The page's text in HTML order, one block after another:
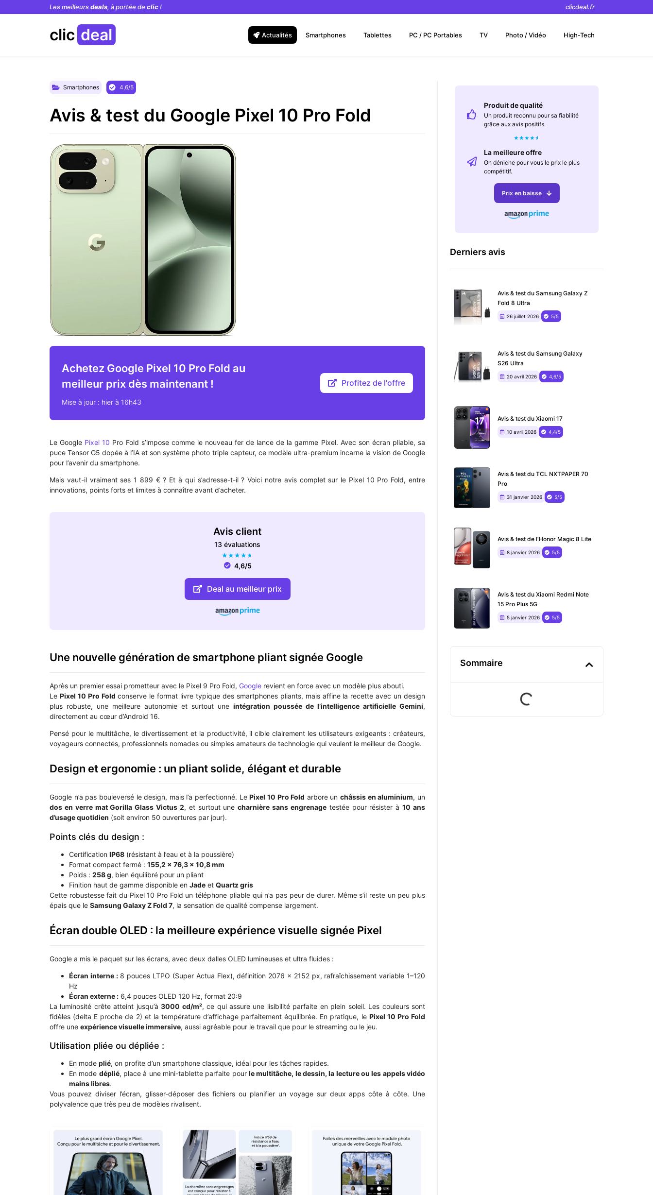
Les meilleursdeals, à portée de clic! clicdeal.fr
clic deal Actualités Smartphones Tablettes PC / PC Portables TV Photo / Vidéo High-Tech
Smartphones 4,6/5
Avis & test du Google Pixel 10 Pro Fold
Achetez Google Pixel 10 Pro Fold au
meilleur prix dès maintenant !
Mise à jour : hier à 16h43
Profitez de l'offre
Le Google Pixel 10 Pro Fold s’impose comme le nouveau fer de lance de la gamme Pixel. Avec son écran pliable, sa
puce Tensor G5 dopée à l’IA et son système photo triple capteur, ce modèle ultra-premium incarne la vision de Google
pour l’avenir du smartphone.
Mais vaut-il vraiment ses 1 899 € ? Et à qui s’adresse-t-il ? Voici notre avis complet sur le Pixel 10 Pro Fold, entre
innovations, points forts et limites à connaître avant d’acheter.
Avis client
13 évaluations
★★★★★
4,6/5
Deal au meilleur prix
Une nouvelle génération de smartphone pliant signée Google
Après un premier essai prometteur avec le Pixel 9 Pro Fold, Google revient en force avec un modèle plus abouti.
Le Pixel 10 Pro Fold conserve le format livre typique des smartphones pliants, mais affine la recette avec un design
plus robuste, une meilleure autonomie et surtout une intégration poussée de l’intelligence artificielle Gemini,
directement au cœur d’Android 16.
Pensé pour le multitâche, le divertissement et la productivité, il cible clairement les utilisateurs exigeants : créateurs,
voyageurs connectés, professionnels nomades ou simples amateurs de technologie qui veulent le meilleur de Google.
Design et ergonomie : un pliant solide, élégant et durable
Google n’a pas bouleversé le design, mais l’a perfectionné. LePixel 10 Pro Fold arbore unchâssis en aluminium, un
dos en verre mat Gorilla Glass Victus 2, et surtout unecharnière sans engrenagetestée pour résister à10 ans
d’usage quotidien (soit environ 50 ouvertures par jour).
Points clés du design :
Certification IP68 (résistant à l’eau et à la poussière)
Format compact fermé : 155,2 x 76,3 x 10,8 mm
Poids : 258 g, bien équilibré pour un pliant
Finition haut de gamme disponible en Jade et Quartz gris
Cette robustesse fait du Pixel 10 Pro Fold un téléphone pliable qui n’a pas peur de durer. Même s’il reste un peu plus
épais que le Samsung Galaxy Z Fold 7, la sensation de qualité compense largement.
Écran double OLED : la meilleure expérience visuelle signée Pixel
Google a mis le paquet sur les écrans, avec deux dalles OLED lumineuses et ultra fluides :
Écran interne :8 pouces LTPO (Super Actua Flex), définition 2076 x 2152 px, rafraîchissement variable 1–120
Hz
Écran externe : 6,4 pouces OLED 120 Hz, format 20:9
La luminosité crête atteint jusqu’à3000 cd/m², ce qui assure une lisibilité parfaite en plein soleil. Les couleurs sont
fidèles (delta E proche de 2) et la température d’affichage parfaitement équilibrée. En pratique, le Pixel 10 Pro Fold
offre une expérience visuelle immersive, aussi agréable pour le travail que pour le streaming ou le jeu.
Utilisation pliée ou dépliée :
En mode plié, on profite d’un smartphone classique, idéal pour les tâches rapides.
En mode déplié, place à une mini-tablette parfaite pourle multitâche, le dessin, la lecture ou les appels vidéo
mains libres.
Vous pouvez diviser l’écran, glisser-déposer des fichiers ou planifier un voyage sur deux apps côte à côte. Une
polyvalence que très peu de modèles rivalisent.
Produit de qualité
Un produit reconnu pour sa fiabilité
grâce aux avis positifs.
★★★★★
La meilleure offre
On déniche pour vous le prix le plus
compétitif.
Prix en baisse
Derniers avis
Avis & test du Samsung Galaxy Z
Fold 8 Ultra
26 juillet 2026 5/5
Avis & test du Samsung Galaxy
S26 Ultra
20 avril 2026 4,6/5
Avis & test du Xiaomi 17
10 avril 2026 4,4/5
Avis & test du TCL NXTPAPER 70
Pro
31 janvier 2026 5/5
Avis & test de l'Honor Magic 8 Lite
8 janvier 2026 5/5
Avis & test du Xiaomi Redmi Note
15 Pro Plus 5G
5 janvier 2026 5/5
Sommaire